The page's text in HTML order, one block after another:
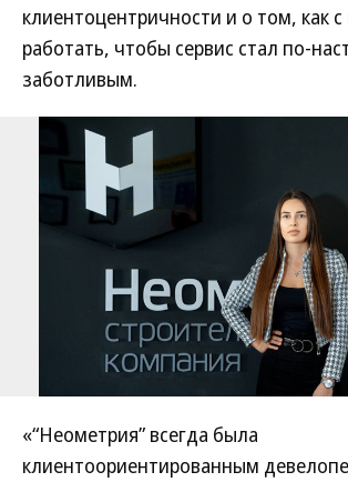
клиентоцентричности и о том, как
работать, чтобы сервис стал по-
заботливым.
«“Неометрия” всегда была
клиентоориентированным